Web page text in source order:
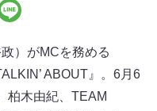
）がMCを務める
ABOUT』。6月6
柏木由紀、TEAM